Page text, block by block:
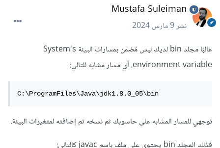
Mustafa Suleiman
نشر9 مارس 2024
غالبًا مجلد bin لديك ليس مُضمن بمسارات البيئة System's
environment variable، أي مسار مشابه للتالي:
C:\ProgramFiles\Java\jdk1.8.0_05\bin
توجهي للمسار المشابه على حاسوبك ثم نسخه ثم إضافته لمتغيرات البيئة.